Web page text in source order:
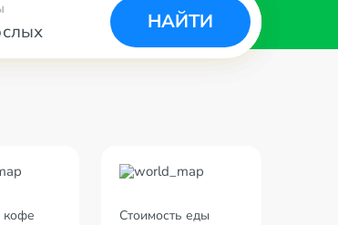
НАЙТИ
кофе Стоимость еды